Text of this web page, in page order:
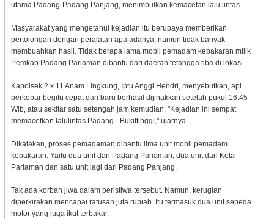
utama Padang-Padang Panjang, menimbulkan kemacetan lalu lintas.
Masyarakat yang mengetahui kejadian itu berupaya memberikan
pertolongan dengan peralatan apa adanya, namun tidak banyak
membuahkan hasil. Tidak berapa lama mobil pemadam kebakaran milik
Pemkab Padang Pariaman dibantu dari daerah tetangga tiba di lokasi.
Kapolsek 2 x 11 Anam Lingkung, Iptu Anggi Hendri, menyebutkan, api
berkobar begitu cepat dan baru berhasil dijinakkan setelah pukul 16.45
Wib, atau sekitar satu setengah jam kemudian. "Kejadian ini sempat
memacetkan lalulintas Padang - Bukittinggi," ujarnya.
Dikatakan, proses pemadaman dibantu lima unit mobil pemadam
kebakaran. Yaitu dua unit dari Padang Pariaman, dua unit dari Kota
Pariaman dan satu unit lagi dari Padang Panjang.
Tak ada korban jiwa dalam peristiwa tersebut. Namun, kerugian
diperkirakan mencapai ratusan juta rupiah. Itu termasuk dua unit sepeda
motor yang juga ikut terbakar.